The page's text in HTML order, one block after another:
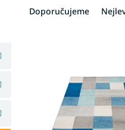
Doporučujeme